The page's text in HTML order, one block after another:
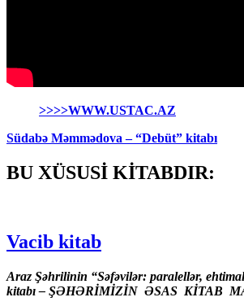
>>>>WWW.USTAC.AZ
Südabə Məmmədova – “Debüt” kitabı
BU XÜSUSİ KİTABDIR:
Vacib kitab
Araz Şəhrilinin “Səfəvilər: paralellər,
kitabı – ŞƏHƏRİMİZİN ƏSAS KİTAB